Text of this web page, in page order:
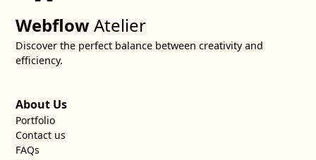
WebflowAtelier
Discover the perfect balance between creativity and
efficiency.
About Us
Portfolio
Contact us
FAQs